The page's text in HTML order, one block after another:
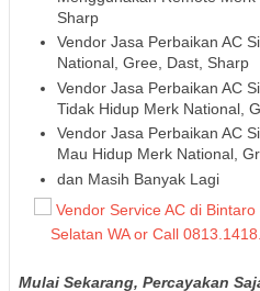
Sharp
Vendor Jasa Perbaikan AC
National, Gree, Dast, Sharp
Vendor Jasa Perbaikan AC
Tidak Hidup Merk National,
Vendor Jasa Perbaikan AC
Mau Hidup Merk National,
dan Masih Banyak Lagi
Mulai Sekarang, Percayakan